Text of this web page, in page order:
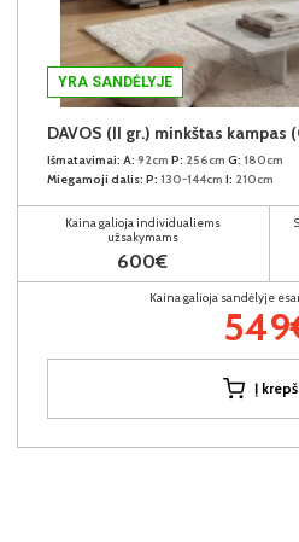
YRA SANDĖLYJE
DAVOS (II gr.) minkštas kampas
Išmatavimai: A: 92cm P: 256cm G: 180cm
Miegamoji dalis: P: 130-144cm I: 210cm
Kaina galioja individualiems
užsakymams
600€
Kaina galioja sandėlyje
Į